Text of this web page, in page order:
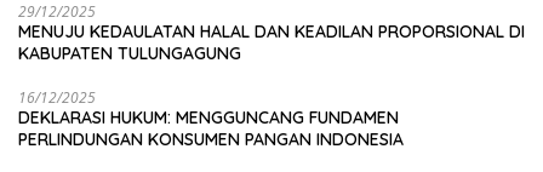
29/12/2025
MENUJU KEDAULATAN HALAL DAN KEADILAN PROPORSIONAL DI
KABUPATEN TULUNGAGUNG
16/12/2025
DEKLARASI HUKUM: MENGGUNCANG FUNDAMEN
PERLINDUNGAN KONSUMEN PANGAN INDONESIA